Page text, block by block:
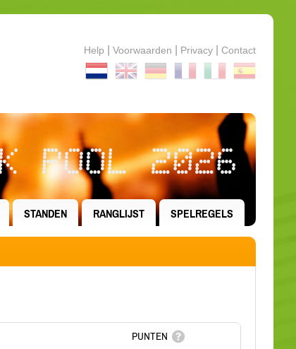
POOL 2026
Help Voorwaarden Privacy Contact
SPELREGELS
RANGLIJST
STANDEN
PUNTEN